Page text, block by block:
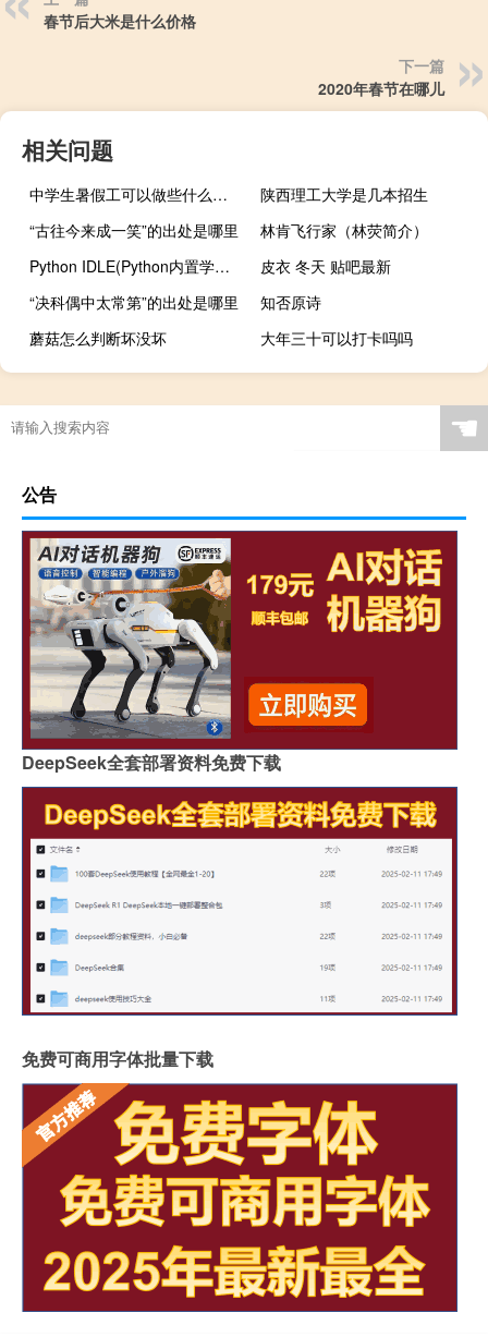
春节后大米是什么价格
下一篇
2020年春节在哪儿
相关问题
中学生暑假工可以做些什么（中学生暑假工）
陕西理工大学是几本招生
“古往今来成一笑”的出处是哪里
林肯飞行家（林荧简介）
Python IDLE(Python内置学习与开发环境) V3.8.2 中文版（Python IDLE(Python内置学习与开发环境) V3.8.2 中文版功能简介）
皮衣 冬天 贴吧最新
“决科偶中太常第”的出处是哪里
知否原诗
蘑菇怎么判断坏没坏
大年三十可以打卡吗吗
☚
公告
DeepSeek全套部署资料免费下载
免费可商用字体批量下载